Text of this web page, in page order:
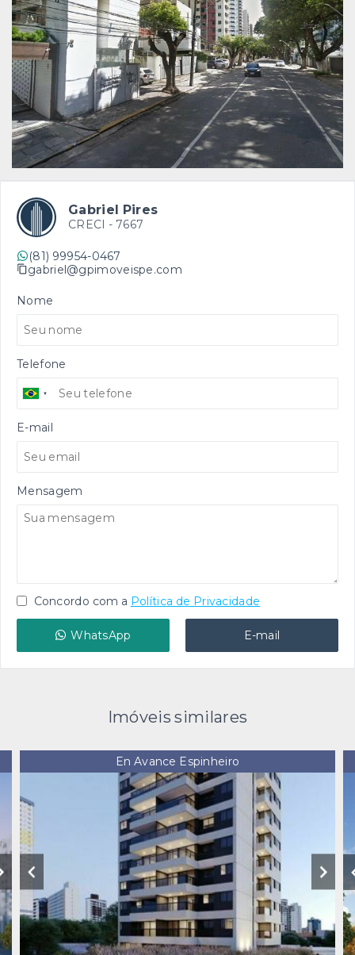
Gabriel Pires
CRECI - 7667
(81) 99954-0467
gabriel@gpimoveispe.com
Nome
Telefone
E-mail
Mensagem
Concordo com a Política de Privacidade
WhatsApp E-mail
Imóveis similares
En Avance Espinheiro